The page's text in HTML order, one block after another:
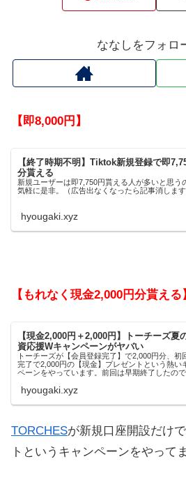
ななしをフォロ
【即8,000円】
【終了時期不明】Tiktok新規登録で即
分貰える
新規ユーザーは即7,750円貰える人が多いと思う
気軽に是非。（広告出なくなったら記事消します
hyougaki.xyz
【もれなく現金2,000円分貰える
【現金2,000円＋2,000円】トーチーズ夏
資応援Wキャンペーンがヤバい
トーチーズが【会員登録完了】で2,000円分、初
完了で2,000円の【現金】プレゼントという熱い
ペーンをやっています。前回は早期終了したの
hyougaki.xyz
TORCHESが新規口座開設だけ
トというキャンペーンをやって